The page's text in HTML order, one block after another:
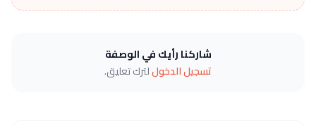
شاركنا رأيك في الوصفة
تسجيل الدخوللترك تعليق.